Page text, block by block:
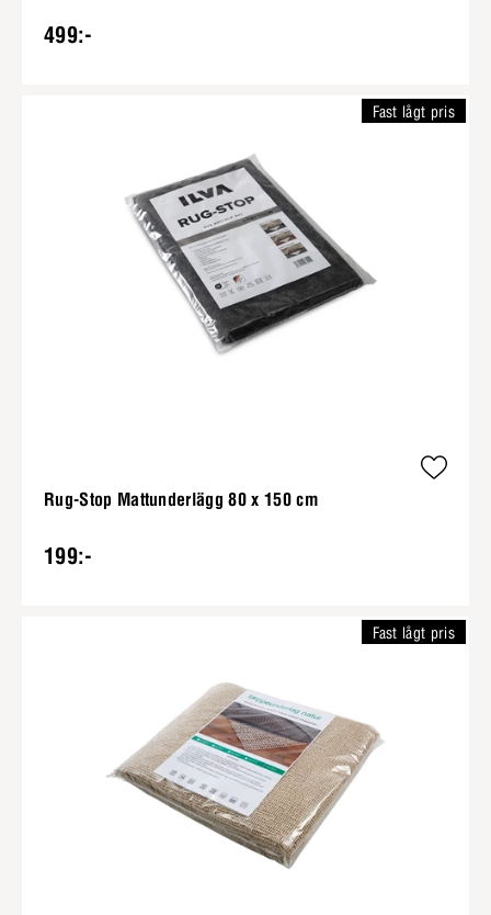
499:-
Rug-Stop Mattunderlägg 80 x 150 cm
199:-
Fast lågt pris
Fast lågt pris